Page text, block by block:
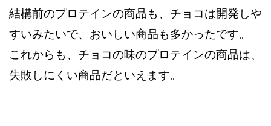
結構前のプロテインの商品も、チョコは開発しや
すいみたいで、おいしい商品も多かったです。
これからも、チョコの味のプロテインの商品は、
失敗しにくい商品だといえます。